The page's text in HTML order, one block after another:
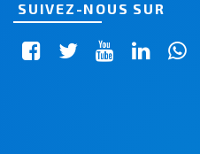
SUIVEZ-NOUS SUR